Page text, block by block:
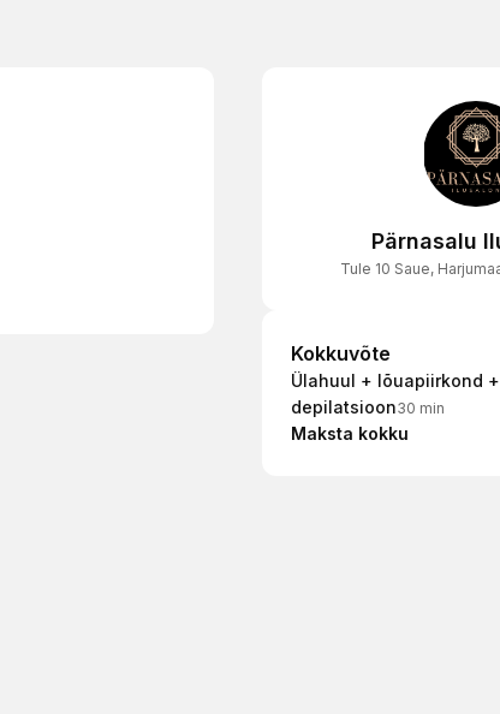
Pärnasalu
Tule 10 Saue,
Kokkuvõte
Kokkuvõte
Ülahuul + lõuapiirkond
depilatsioon30 min
Maksta kokku